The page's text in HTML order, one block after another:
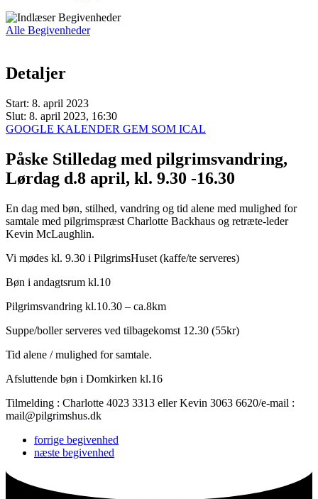
Alle Begivenheder
Detaljer
Start: 8. april 2023
Slut: 8. april 2023, 16:30
GOOGLE KALENDER GEM SOM ICAL
Påske Stilledag med pilgrimsvandring,
Lørdag d.8 april, kl. 9.30 -16.30
En dag med bøn, stilhed, vandring og tid alene med mulighed for
samtale med pilgrimspræst Charlotte Backhaus og retræte-leder
Kevin McLaughlin.
Vi mødes kl. 9.30 i PilgrimsHuset (kaffe/te serveres)
Bøn i andagtsrum kl.10
Pilgrimsvandring kl.10.30 – ca.8km
Suppe/boller serveres ved tilbagekomst 12.30 (55kr)
Tid alene / mulighed for samtale.
Afsluttende bøn i Domkirken kl.16
Tilmelding : Charlotte 4023 3313 eller Kevin 3063 6620/e-mail :
mail@pilgrimshus.dk
forrige begivenhed
næste begivenhed